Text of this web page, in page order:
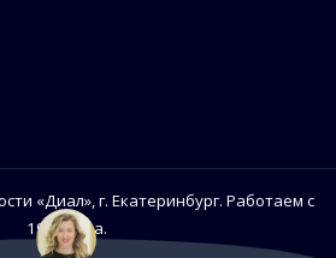
«Диал», г. Екатеринбург. Работаем с
1993 года.